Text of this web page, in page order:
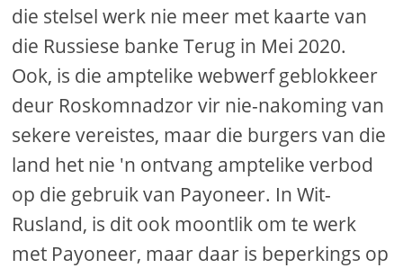
die stelsel werk nie meer met kaarte van
die Russiese banke Terug in Mei 2020.
Ook, is die amptelike webwerf geblokkeer
deur Roskomnadzor vir nie-nakoming van
sekere vereistes, maar die burgers van die
land het nie 'n ontvang amptelike verbod
op die gebruik van Payoneer. In Wit-
Rusland, is dit ook moontlik om te werk
met Payoneer, maar daar is beperkings op